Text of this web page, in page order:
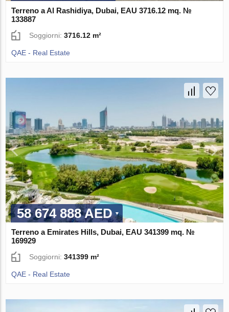
Terreno a Al Rashidiya, Dubai, EAU 3716.12 mq. №
133887
Soggiorni:3716.12 m²
QAE - Real Estate
58 674 888 AED
Terreno a Emirates Hills, Dubai, EAU 341399 mq. №
169929
Soggiorni:341399 m²
QAE - Real Estate